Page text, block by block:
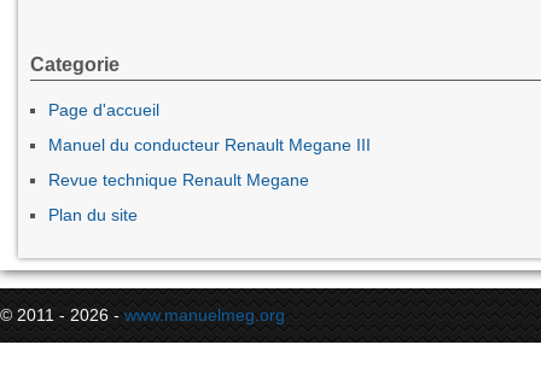
Categorie
Page d'accueil
Manuel du conducteur Renault Megane III
Revue technique Renault Megane
Plan du site
© 2011 - 2026 - www.manuelmeg.org